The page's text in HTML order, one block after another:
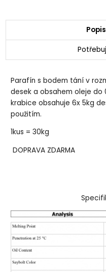
Parafín s bodem tání v
desek a obsahem oleje do
krabice obsahuje 6x 5kg
použitím.
1kus = 30kg
DOPRAVA ZDARMA